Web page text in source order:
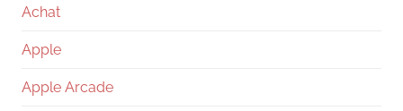
Achat
Apple
Apple Arcade